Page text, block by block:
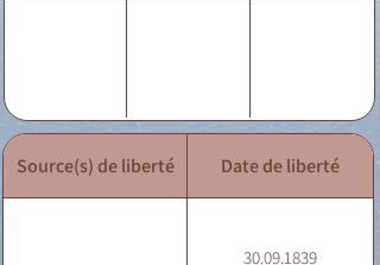
Source(s) de liberté Date de liberté
30.09.1839